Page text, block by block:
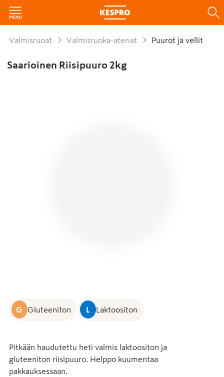
Valmisruoat Valmisruoka-ateriat Puurot ja vellit
Saarioinen Riisipuuro 2kg
G Gluteeniton L Laktoositon
Pitkään haudutettu heti valmis laktoositon ja
gluteeniton riisipuuro. Helppo kuumentaa
pakkauksessaan.